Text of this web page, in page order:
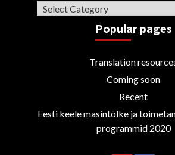
Categories
Popular pages
Translation
Coming soon
Recent
Eesti keele masintõlke ja
programmid 2020